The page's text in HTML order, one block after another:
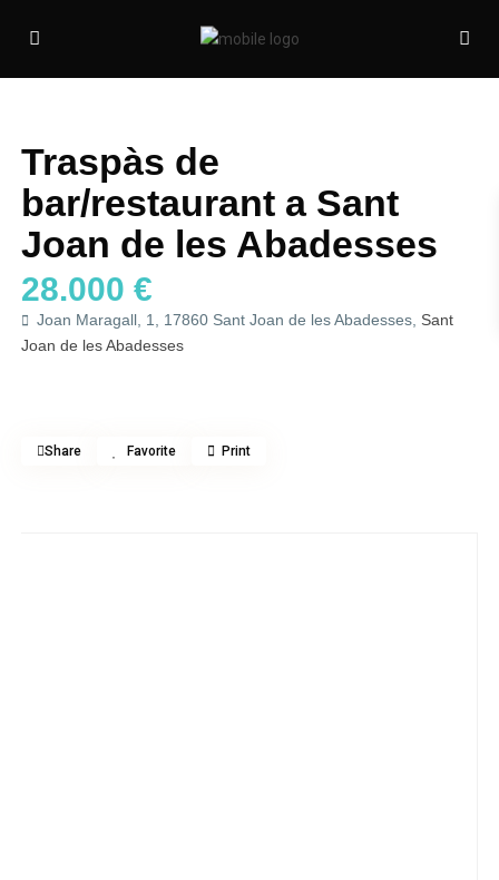
Traspàs de
bar/restaurant a Sant
Joan de les Abadesses
28.000 €
Joan Maragall, 1, 17860 Sant Joan de les Abadesses, Sant
Joan de les Abadesses
Share Favorite Print